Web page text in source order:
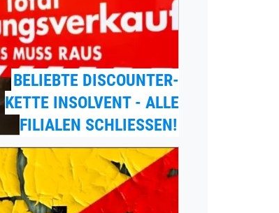
BELIEBTE DISCOUNTER-
KETTE INSOLVENT - ALLE
FILIALEN SCHLIESSEN!